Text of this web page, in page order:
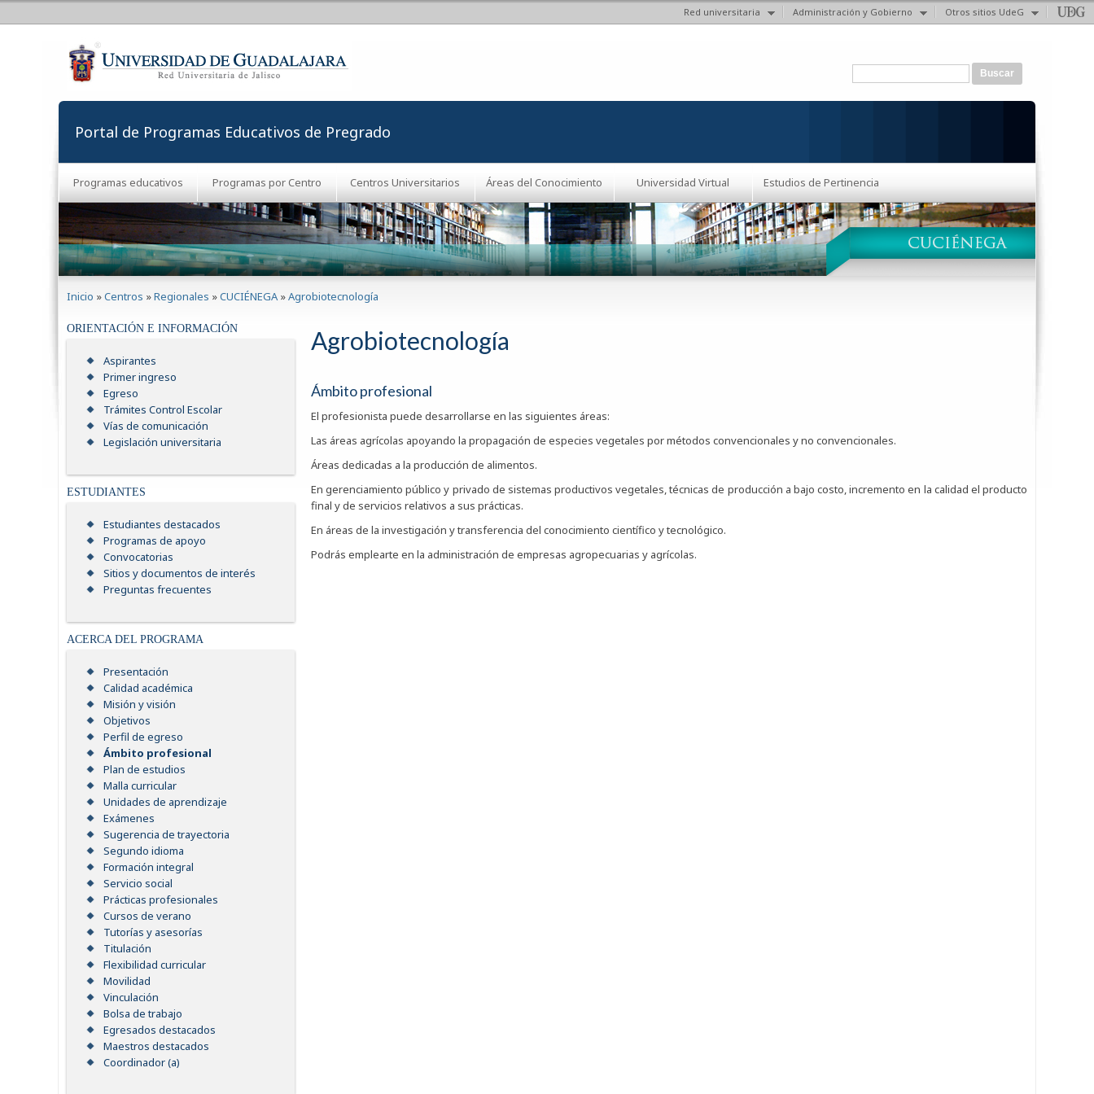
Red universitaria Administración y Gobierno Otros sitios UdeG
Formulario de búsqueda
Portal de Programas Educativos de Pregrado
Programas educativos Programas por Centro Centros Universitarios Áreas del Conocimiento Universidad Virtual Estudios de Pertinencia
Inicio »Centros »Regionales »CUCIÉNEGA »Agrobiotecnología
ORIENTACIÓN E INFORMACIÓN
Aspirantes
Primer ingreso
Egreso
Trámites Control Escolar
Vías de comunicación
Legislación universitaria
ESTUDIANTES
Estudiantes destacados
Programas de apoyo
Convocatorias
Sitios y documentos de interés
Preguntas frecuentes
ACERCA DEL PROGRAMA
Presentación
Calidad académica
Misión y visión
Objetivos
Perfil de egreso
Ámbito profesional
Plan de estudios
Malla curricular
Unidades de aprendizaje
Exámenes
Sugerencia de trayectoria
Segundo idioma
Formación integral
Servicio social
Prácticas profesionales
Cursos de verano
Tutorías y asesorías
Titulación
Flexibilidad curricular
Movilidad
Vinculación
Bolsa de trabajo
Egresados destacados
Maestros destacados
Coordinador (a)
Agrobiotecnología
Ámbito profesional
El profesionista puede desarrollarse en las siguientes áreas:
Las áreas agrícolas apoyando la propagación de especies vegetales por métodos convencionales y no convencionales.
Áreas dedicadas a la producción de alimentos.
En gerenciamiento público y privado de sistemas productivos vegetales, técnicas de producción a bajo costo, incremento en la calidad el producto
final y de servicios relativos a sus prácticas.
En áreas de la investigación y transferencia del conocimiento científico y tecnológico.
Podrás emplearte en la administración de empresas agropecuarias y agrícolas.